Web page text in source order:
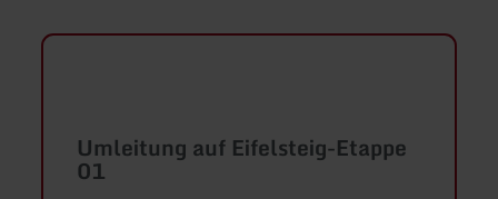
Umleitung auf Eifelsteig-Etappe
01